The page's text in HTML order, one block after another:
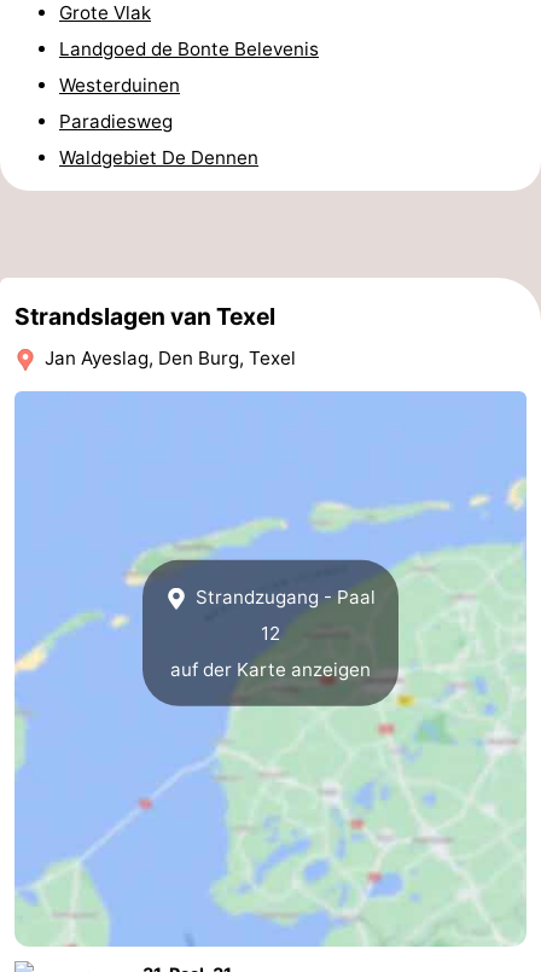
Sport
Schwimmbader
Reiten
-
Surfen
-
trinken
Veranstaltungen
Praktisch
Parken
Inselhüpfen
Reisebuchshop
Grote Vlak
Landgoed de Bonte Belevenis
Westerduinen
Paradiesweg
Waldgebiet De Dennen
Strandslagen van Texel
Jan Ayeslag, Den Burg, Texel
Strandzugang - Paal
12
auf der Karte anzeigen